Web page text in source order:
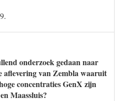
onderzoek gedaan naar
aflevering van Zembla waaruit
concentraties GenX zijn
Maassluis?